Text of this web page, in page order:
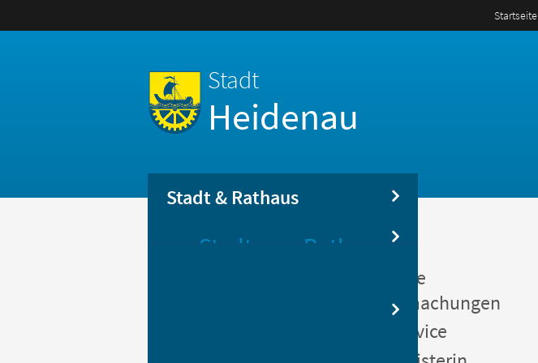
Startseite
Stadt
Heidenau
Stadt & Rathaus
Stadt Rathaus
Öffentliche
Bekanntmachungen
Bürgerservice